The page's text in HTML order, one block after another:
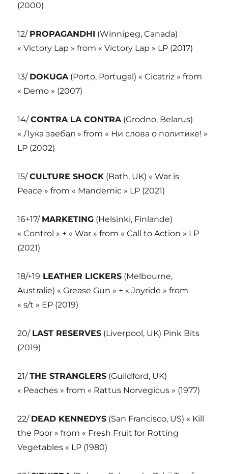
(2000)
12/ PROPAGANDHI (Winnipeg, Canada)
« Victory Lap » from « Victory Lap » LP (2017)
13/ DOKUGA(Porto, Portugal) « Cicatriz » from
« Demo » (2007)
14/CONTRA LA CONTRA(Grodno, Belarus)
« Лука заебал » from « Ни слова о политике! »
LP (2002)
15/CULTURE SHOCK (Bath, UK) « War is
Peace » from « Mandemic » LP (2021)
16+17/ MARKETING (Helsinki, Finlande)
« Control » + « War » from « Call to Action » LP
(2021)
18/+19 LEATHER LICKERS (Melbourne,
Australie) « Grease Gun » + « Joyride » from
« s/t » EP (2019)
20/ LAST RESERVES (Liverpool, UK) Pink Bits
(2019)
21/THE STRANGLERS (Guildford, UK)
« Peaches » from « Rattus Norvegicus » (1977)
22/ DEAD KENNEDYS (San Francisco, US) « Kill
the Poor » from « Fresh Fruit for Rotting
Vegetables » LP (1980)